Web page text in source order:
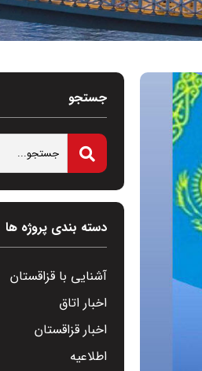
جستجو
دسته بندی پروژه ها
آشنایی با قزاقستان
اخبار اتاق
اخبار قزاقستان
اطلاعیه